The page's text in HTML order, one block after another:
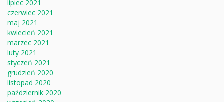
lipiec 2021
czerwiec 2021
maj 2021
kwiecień 2021
marzec 2021
luty 2021
styczeń 2021
grudzień 2020
listopad 2020
październik 2020